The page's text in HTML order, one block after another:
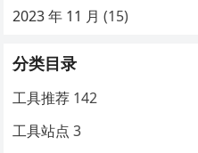
2023 年 11 月 (15)
分类目录
工具推荐 142
工具站点 3